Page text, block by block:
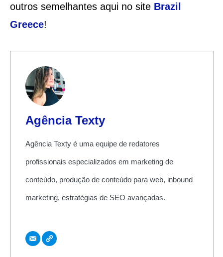
outros semelhantes aqui no site Brazil
Greece!
Agência Texty
Agência Texty é uma equipe de redatores
profissionais especializados em marketing de
conteúdo, produção de conteúdo para web, inbound
marketing, estratégias de SEO avançadas.